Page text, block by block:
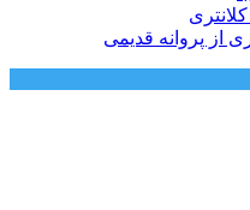
از پروانه قدیمی